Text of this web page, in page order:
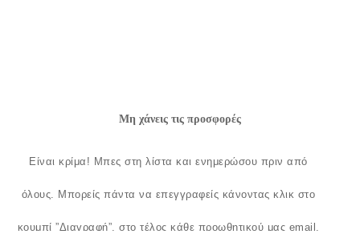
Μη χάνεις τις προσφορές
Είναι κρίμα! Μπες στη λίστα και ενημερώσου πριν από
όλους. Μπορείς πάντα να επεγγραφείς κάνοντας κλικ στο
κουμπί ”Διαγραφή”, στο τέλος κάθε προωθητικού μας email.